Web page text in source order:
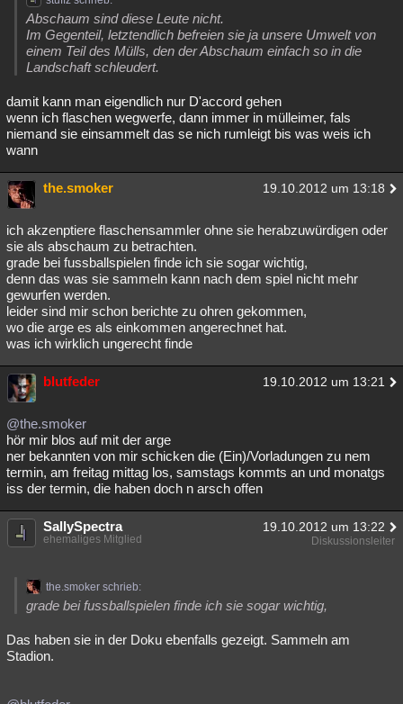
Abschaum sind diese Leute nicht.
Im Gegenteil, letztendlich befreien sie ja unsere Umwelt von
einem Teil des Mülls, den der Abschaum einfach so in die
Landschaft schleudert.
damit kann man eigendlich nur D'accord gehen
wenn ich flaschen wegwerfe, dann immer in mülleimer, fals
niemand sie einsammelt das se nich rumleigt bis was weis ich
wann
the.smoker 19.10.2012 um 13:18
ich akzenptiere flaschensammler ohne sie herabzuwürdigen oder
sie als abschaum zu betrachten.
grade bei fussballspielen finde ich sie sogar wichtig,
denn das was sie sammeln kann nach dem spiel nicht mehr
gewurfen werden.
leider sind mir schon berichte zu ohren gekommen,
wo die arge es als einkommen angerechnet hat.
was ich wirklich ungerecht finde
blutfeder 19.10.2012 um 13:21
@the.smoker
hör mir blos auf mit der arge
ner bekannten von mir schicken die (Ein)/Vorladungen zu nem
termin, am freitag mittag los, samstags kommts an und monatgs
iss der termin, die haben doch n arsch offen
SallySpectra 19.10.2012 um 13:22
ehemaliges Mitglied Diskussionsleiter
the.smoker schrieb:
grade bei fussballspielen finde ich sie sogar wichtig,
Das haben sie in der Doku ebenfalls gezeigt. Sammeln am
Stadion.